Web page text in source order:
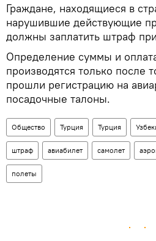
Граждане, находящиеся в
нарушившие действующие
должны заплатить штраф
Определение суммы и
производятся только после
прошли регистрацию на
посадочные талоны.
Общество Турция Турция
штраф авиабилет самолет
полеты